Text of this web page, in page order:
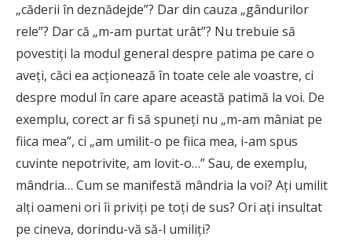
„căderii în deznădejde”? Dar din cauza „gândurilor
rele”? Dar că „m-am purtat urât”? Nu trebuie să
povestiți la modul general despre patima pe care o
aveți, căci ea acționează în toate cele ale voastre, ci
despre modul în care apare această patimă la voi. De
exemplu, corect ar fi să spuneți nu „m-am mâniat pe
fiica mea”, ci „am umilit-o pe fiica mea, i-am spus
cuvinte nepotrivite, am lovit-o…” Sau, de exemplu,
mândria… Cum se manifestă mândria la voi? Ați umilit
alți oameni ori îi priviți pe toți de sus? Ori ați insultat
pe cineva, dorindu-vă să-l umiliți?